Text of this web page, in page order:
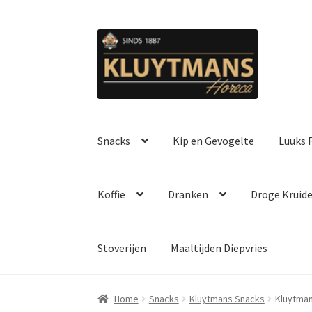
Ga
door
naar
Ga
naar
de
Snacks Kip en Gevogelte Luuks
Koffie Dranken Droge
Stoverijen Maaltijden Diepvries
Home Snacks Kluytmans Snacks